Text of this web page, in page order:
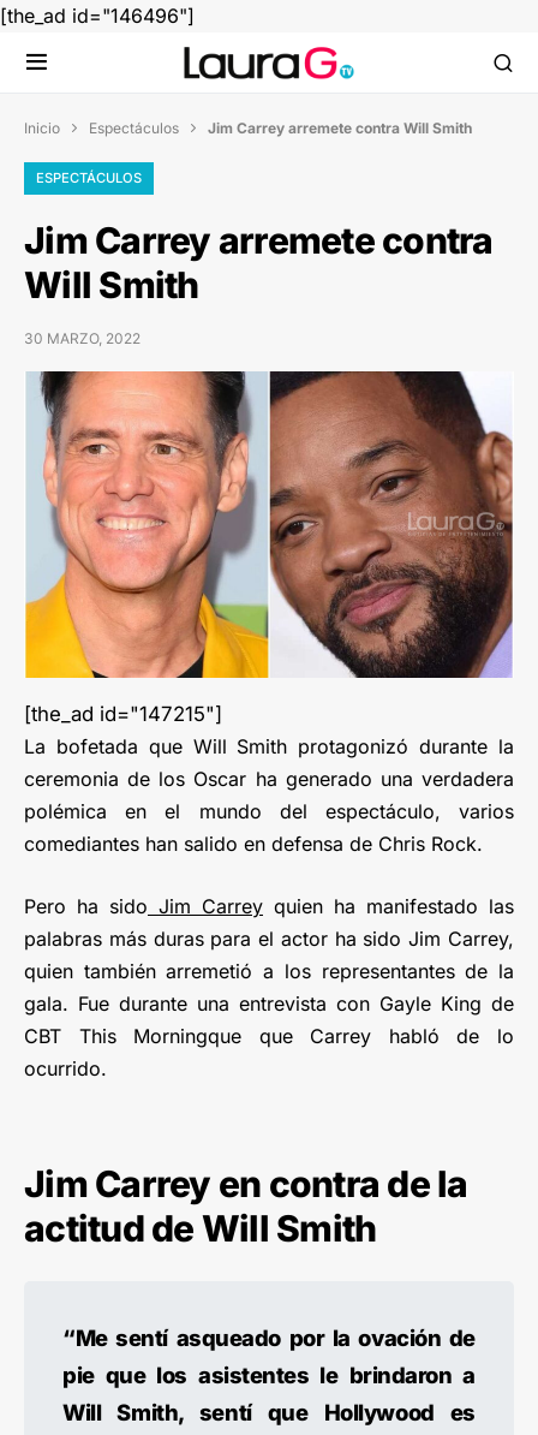
[the_ad id="146496"]
Inicio  Espectáculos  Jim Carrey arremete contra Will Smith
ESPECTÁCULOS
Jim Carrey arremete contra
Will Smith
30 MARZO, 2022
[the_ad id="147215"]
La bofetada que Will Smith protagonizó durante la
ceremonia de los Oscar ha generado una verdadera
polémica en el mundo del espectáculo, varios
comediantes han salido en defensa de Chris Rock.
Pero ha sido Jim Carrey quien ha manifestado las
palabras más duras para el actor ha sido Jim Carrey,
quien también arremetió a los representantes de la
gala. Fue durante una entrevista con Gayle King de
CBT This Morningque que Carrey habló de lo
ocurrido.
Jim Carrey en contra de la
actitud de Will Smith
“Me sentí asqueado por la ovación de
pie que los asistentes le brindaron a
Will Smith, sentí que Hollywood es